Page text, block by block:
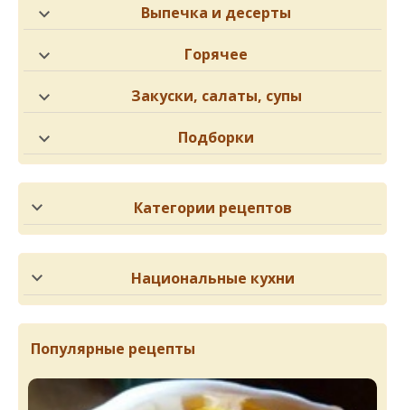
Выпечка и десерты
Горячее
Закуски, салаты, супы
Подборки
Категории рецептов
Национальные кухни
Популярные рецепты